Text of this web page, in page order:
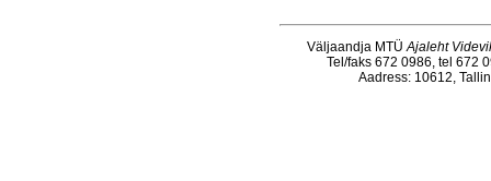
Väljaandja MTÜAjaleht
Tel/faks 672 0986, tel 672
Aadress: 10612,